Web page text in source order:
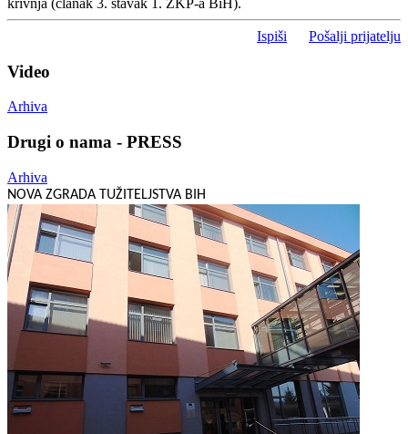
krivnja (članak 3. stavak 1. ZKP-a BiH).
Ispiši Pošalji prijatelju
Video
Arhiva
Drugi o nama - PRESS
Arhiva
NOVA ZGRADA TUŽITELJSTVA BIH